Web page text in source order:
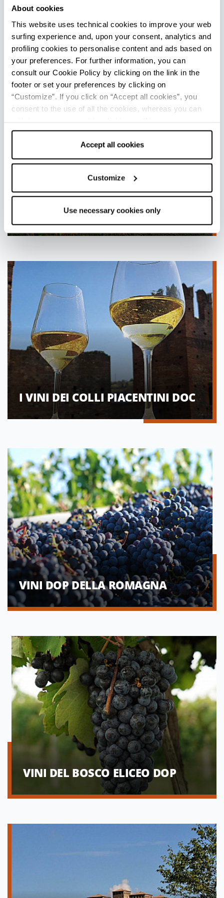
About cookies
This website uses technical cookies to improve your web
surfing experience and, upon your consent, analytics and
profiling cookies to personalise content and ads based on
your preferences. For further information, you can
consult our Cookie Policy by clicking on the link in the
footer or set your preferences by clicking on
“Customize”. If you click on “Accept all cookies”, you
consent to the use of all the cookies, whereas you can
cookies only” and only the technical cookies for the
correct functioning of the website will be used.
Accept all cookies
Customize
Use necessary cookies only
TERRE DEL LAMBRUSCO DOP
DELLE COLLINE DI BOLOGNA
I VINI DEI COLLI PIACENTINI DOC
VINI DOP DELLA ROMAGNA
VINI DEL BOSCO ELICEO DOP